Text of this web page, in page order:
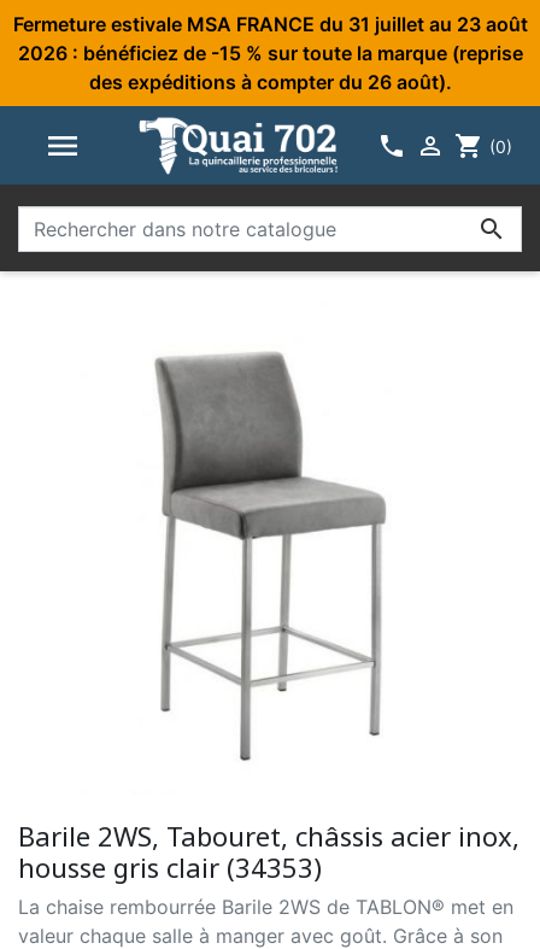
Fermeture estivale MSA FRANCE du 31 juillet au 23 août
2026 : bénéficiez de -15 % sur toute la marque (reprise
des expéditions à compter du 26 août).
   shopping_cart (0)

Barile 2WS, Tabouret, châssis acier inox,
housse gris clair (34353)
La chaise rembourrée Barile 2WS de TABLON® met en
valeur chaque salle à manger avec goût. Grâce à son